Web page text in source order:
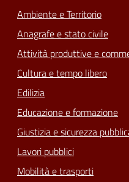
Ambiente e Territorio
Anagrafe e stato civile
Attività produttive e
Cultura e tempo libero
Edilizia
Educazione e formazione
Giustizia e sicurezza
Lavori pubblici
Mobilità e trasporti